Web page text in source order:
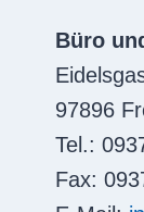
Büro
97896
Tel.:
Fax: